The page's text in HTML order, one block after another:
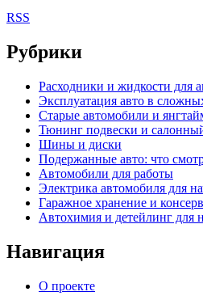
RSS
Рубрики
Расходники и жидкости для
Эксплуатация авто в
Старые автомобили и
Тюнинг подвески и
Шины и диски
Подержанные авто: что
Автомобили для работы
Электрика автомобиля для
Гаражное хранение и
Автохимия и детейлинг для
Навигация
О проекте